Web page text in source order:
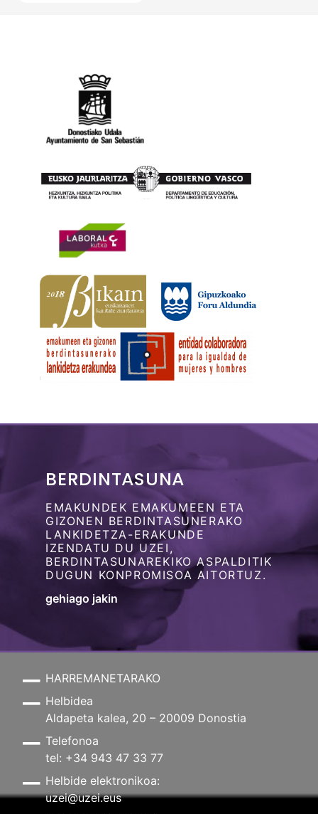
BERDINTASUNA
EMAKUNDEK EMAKUMEEN ETA
GIZONEN BERDINTASUNERAKO
LANKIDETZA-ERAKUNDE
IZENDATU DU UZEI,
BERDINTASUNAREKIKO ASPALDITIK
DUGUN KONPROMISOA AITORTUZ.
gehiago jakin
HARREMANETARAKO
Helbidea
Aldapeta kalea, 20 – 20009 Donostia
Telefonoa
tel: +34 943 47 33 77
Helbide elektronikoa:
uzei@uzei.eus